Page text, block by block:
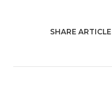
SHARE ARTICLE